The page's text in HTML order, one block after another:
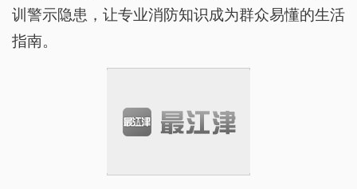
训警示隐患，让专业消防知识成为群众易懂的生活
指南。